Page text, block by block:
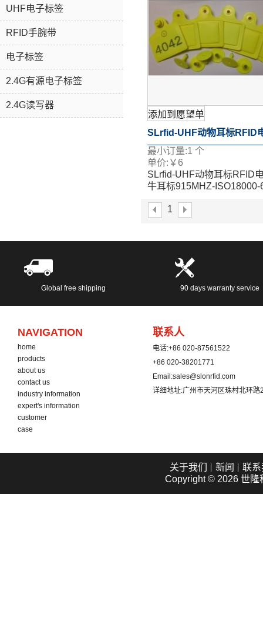
UHF电子标签
RFID手腕带
电子标签
2.4G有源电子标签
2.4G读写器
添加到愿望单
SLrfid-UHF动物耳标RFID
牛耳标915MHZ-ISO18000-
耳标
最小订量:1 个
单价: ￥6
SLrfid-UHF动物耳标RFID
牛耳标915MHZ-ISO18000-
1
Global free shipping 90 days warranty service
NAVIGATION
home
products
about us
contact us
industry information
expert's information
customer
case
联系人
电话:+86 020-87561522
+86 020-38201771
Email:sales@slonrfid.com
详细地址:广州市天河区珠村北环
关于我们 新闻
联
Copyright © 2026 世隆